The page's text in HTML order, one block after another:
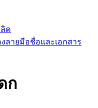
ลิค
ลายมือชื่อและเอกสาร
ก